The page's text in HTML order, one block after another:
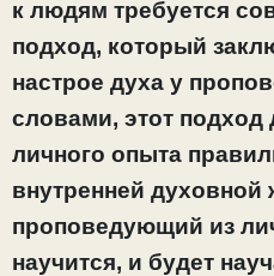
к людям требуется
подход, который
настрое духа у
словами, этот подход
личного опыта
внутренней духовной
проповедующий из
научится, и будет